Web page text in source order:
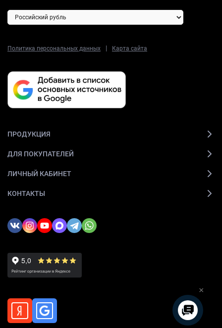
Политика персональных данных | Карта сайта
ПРОДУКЦИЯ
ДЛЯ ПОКУПАТЕЛЕЙ
ЛИЧНЫЙ КАБИНЕТ
КОНТАКТЫ
×